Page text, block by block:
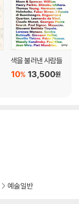
색을 불러낸 사람들
13,500원
10%
예술일반